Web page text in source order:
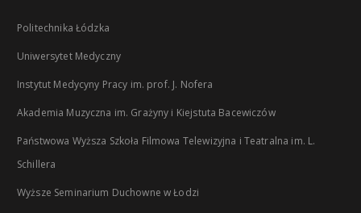
Politechnika Łódzka
Uniwersytet Medyczny
Instytut Medycyny Pracy im. prof. J. Nofera
Akademia Muzyczna im. Grażyny i Kiejstuta Bacewiczów
Państwowa Wyższa Szkoła Filmowa Telewizyjna i Teatralna im. L.
Schillera
Wyższe Seminarium Duchowne w Łodzi